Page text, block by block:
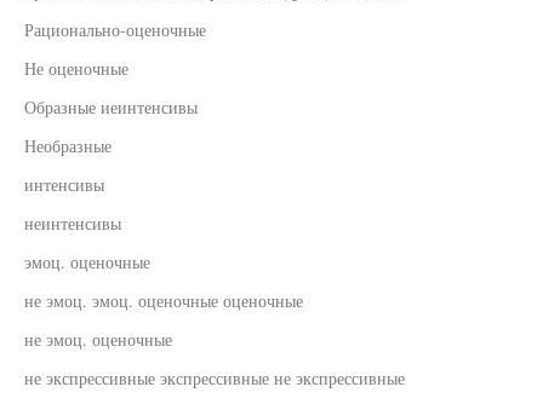
Рационально-оценочные
Не оценочные
Образные иеинтенсивы
Необразные
интенсивы
неинтенсивы
эмоц. оценочные
не эмоц. эмоц. оценочные оценочные
не эмоц. оценочные
не экспрессивные экспрессивные не экспрессивные